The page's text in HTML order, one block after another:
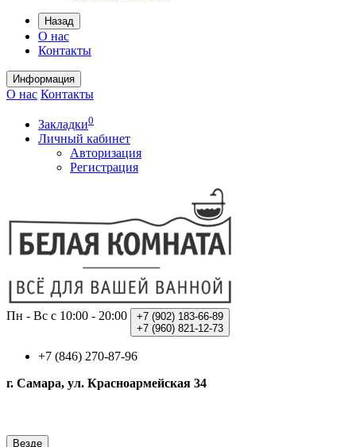
Назад
О нас
Контакты
Информация
О нас Контакты
Закладки0
Личный кабинет
Авторизация
Регистрация
Пн - Вс с 10:00 - 20:00 +7 (902) 183-66-89
+7 (960) 821-12-73
+7 (846) 270-87-96
г. Самара, ул. Красноармейская 34
Везде